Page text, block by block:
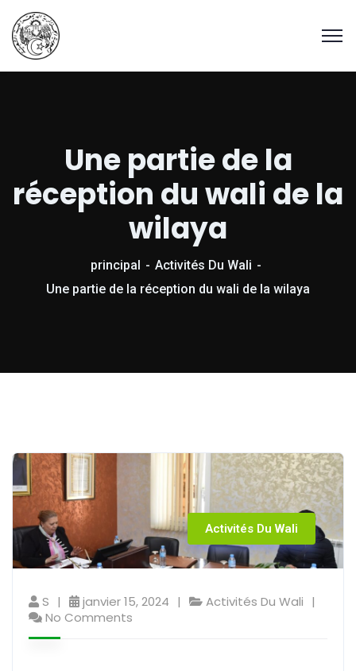
Une partie de la
réception du wali de la
wilaya
principal
Activités Du Wali
Une partie de la réception du wali de la wilaya
Activités Du Wali
S janvier 15, 2024
Activités Du Wali
No Comments